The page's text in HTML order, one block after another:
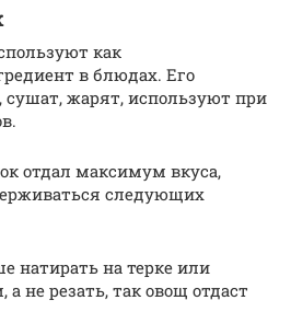
как
в блюдах. Его
жарят, используют при
отдал максимум вкуса,
следующих
натирать на терке или
не резать, так овощ отдаст